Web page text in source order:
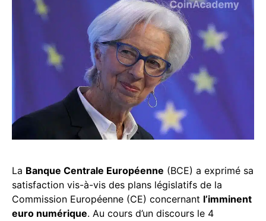
La Banque Centrale Européenne (BCE) a exprimé sa
satisfaction vis-à-vis des plans législatifs de la
Commission Européenne (CE) concernant l’imminent
euro numérique. Au cours d’un discours le 4